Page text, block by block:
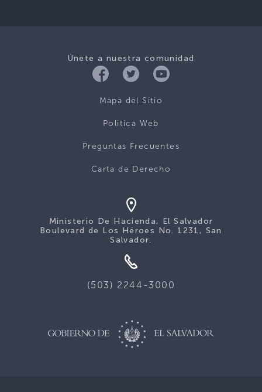
Únete a nuestra comunidad
Mapa del Sitio
Politica Web
Preguntas Frecuentes
Carta de Derecho
Ministerio De Hacienda, El Salvador
Boulevard de Los Héroes No. 1231, San
Salvador.
(503) 2244-3000